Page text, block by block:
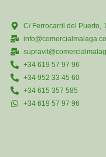
C/ Ferrocarril del Puerto,
+34 619 57 97 96
+34 952 33 45 60
+34 615 357 585
+34 619 57 97 96